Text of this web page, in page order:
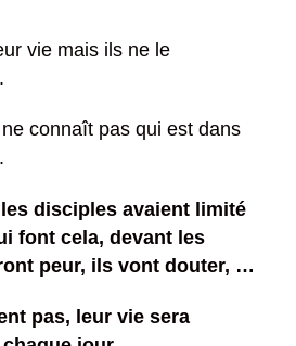
vie mais ils ne le
connaît pas qui est dans
disciples avaient limité
font cela, devant les
peur, ils vont douter, …
pas, leur vie sera